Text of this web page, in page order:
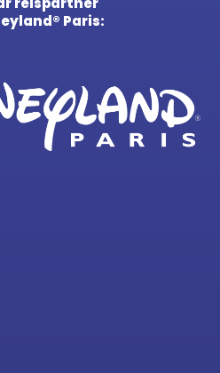
Paris: